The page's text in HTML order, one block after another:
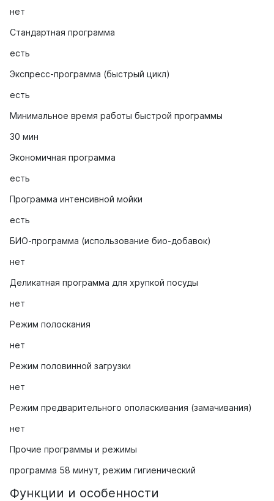
нет
Стандартная программа
есть
Экспресс-программа (быстрый цикл)
есть
Минимальное время работы быстрой программы
30 мин
Экономичная программа
есть
Программа интенсивной мойки
есть
БИО-программа (использование био-добавок)
нет
Деликатная программа для хрупкой посуды
нет
Режим полоскания
нет
Режим половинной загрузки
нет
Режим предварительного ополаскивания (замачивания)
нет
Прочие программы и режимы
программа 58 минут, режим гигиенический
Функции и особенности